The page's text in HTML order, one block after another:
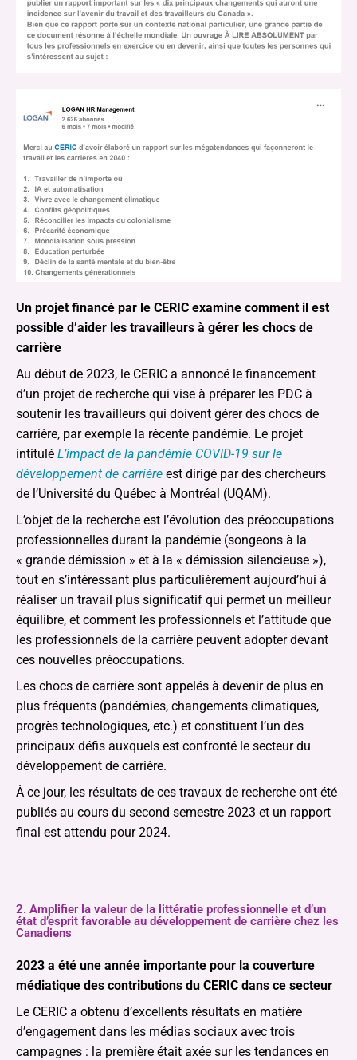
Un projet financé par le CERIC examine comment il est
possible d’aider les travailleurs à gérer les chocs de
carrière
Au début de 2023, le CERIC a annoncé le financement
d’un projet de recherche qui vise à préparer les PDC à
soutenir les travailleurs qui doivent gérer des chocs de
carrière, par exemple la récente pandémie. Le projet
intitulé L’impact de la pandémie COVID-19 sur le
développement de carrière est dirigé par des chercheurs
de l’Université du Québec à Montréal (UQAM).
L’objet de la recherche est l’évolution des préoccupations
professionnelles durant la pandémie (songeons à la
« grande démission » et à la « démission silencieuse »),
tout en s’intéressant plus particulièrement aujourd’hui à
réaliser un travail plus significatif qui permet un meilleur
équilibre, et comment les professionnels et l’attitude que
les professionnels de la carrière peuvent adopter devant
ces nouvelles préoccupations.
Les chocs de carrière sont appelés à devenir de plus en
plus fréquents (pandémies, changements climatiques,
progrès technologiques, etc.) et constituent l’un des
principaux défis auxquels est confronté le secteur du
développement de carrière.
À ce jour, les résultats de ces travaux de recherche ont été
publiés au cours du second semestre 2023 et un rapport
final est attendu pour 2024.
2. Amplifier la valeur de la littératie professionnelle et d’un
état d’esprit favorable au développement de carrière chez les
Canadiens
2023 a été une année importante pour la couverture
médiatique des contributions du CERIC dans ce secteur
Le CERIC a obtenu d’excellents résultats en matière
d’engagement dans les médias sociaux avec trois
campagnes : la première était axée sur les tendances en